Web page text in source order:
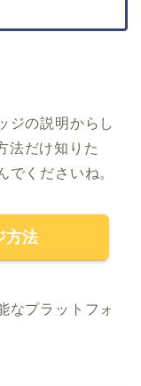
ジの説明からし
法だけ知りた
でくださいね。
方法
なプラットフォ